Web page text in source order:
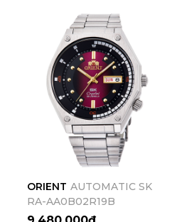
ORIENT AUTOMATIC SK
RA-AA0B02R19B